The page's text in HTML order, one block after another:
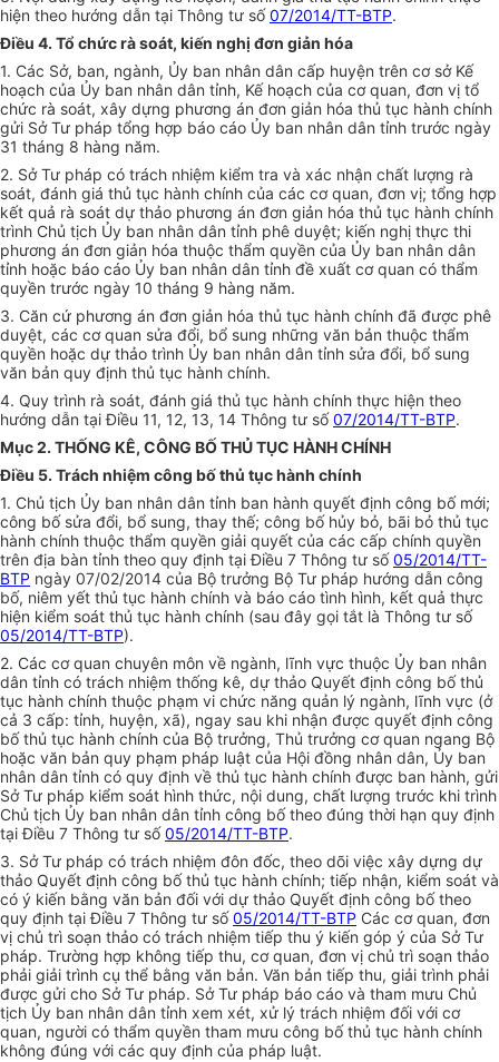
hiện theo hướng dẫn tại Thông tư số07/2014/TT-BTP.
Điều 4. Tổ chức rà soát, kiến nghị đơn giản hóa
1. Các Sở, ban, ngành, Ủy ban nhân dân cấp huyện trên cơ sở Kế
hoạch của Ủy ban nhân dân tỉnh, Kế hoạch của cơ quan, đơn vị tổ
chức rà soát, xây dựng phương án đơn giản hóa thủ tục hành chính
gửi Sở Tư pháp tổng hợp báo cáo Ủy ban nhân dân tỉnh trước ngày
31 tháng 8 hàng năm.
2. Sở Tư pháp có trách nhiệm kiểm tra và xác nhận chất lượng rà
soát, đánh giá thủ tục hành chính của các cơ quan, đơn vị; tổng hợp
kết quả rà soát dự thảo phương án đơn giản hóa thủ tục hành chính
trình Chủ tịch Ủy ban nhân dân tỉnh phê duyệt; kiến nghị thực thi
phương án đơn giản hóa thuộc thẩm quyền của Ủy ban nhân dân
tỉnh hoặc báo cáo Ủy ban nhân dân tỉnh đề xuất cơ quan có thẩm
quyền trước ngày 10 tháng 9 hàng năm.
3. Căn cứ phương án đơn giản hóa thủ tục hành chính đã được phê
duyệt, các cơ quan sửa đổi, bổ sung những văn bản thuộc thẩm
quyền hoặc dự thảo trình Ủy ban nhân dân tỉnh sửa đổi, bổ sung
văn bản quy định thủ tục hành chính.
4. Quy trình rà soát, đánh giá thủ tục hành chính thực hiện theo
hướng dẫn tại Điều 11, 12, 13, 14 Thông tư số07/2014/TT-BTP.
Mục 2. THỐNG KÊ, CÔNG BỐ THỦ TỤC HÀNH CHÍNH
Điều 5. Trách nhiệm công bố thủ tục hành chính
1. Chủ tịch Ủy ban nhân dân tỉnh ban hành quyết định công bố mới;
công bố sửa đổi, bổ sung, thay thế; công bố hủy bỏ, bãi bỏ thủ tục
hành chính thuộc thẩm quyền giải quyết của các cấp chính quyền
trên địa bàn tỉnh theo quy định tại Điều 7 Thông tư số05/2014/TT-
BTP ngày 07/02/2014 của Bộ trưởng Bộ Tư pháp hướng dẫn công
bố, niêm yết thủ tục hành chính và báo cáo tình hình, kết quả thực
hiện kiểm soát thủ tục hành chính (sau đây gọi tắt là Thông tư số
05/2014/TT-BTP).
2. Các cơ quan chuyên môn về ngành, lĩnh vực thuộc Ủy ban nhân
dân tỉnh có trách nhiệm thống kê, dự thảo Quyết định công bố thủ
tục hành chính thuộc phạm vi chức năng quản lý ngành, lĩnh vực (ở
cả 3 cấp: tỉnh, huyện, xã), ngay sau khi nhận được quyết định công
bố thủ tục hành chính của Bộ trưởng, Thủ trưởng cơ quan ngang Bộ
hoặc văn bản quy phạm pháp luật của Hội đồng nhân dân, Ủy ban
nhân dân tỉnh có quy định về thủ tục hành chính được ban hành, gửi
Sở Tư pháp kiểm soát hình thức, nội dung, chất lượng trước khi trình
Chủ tịch Ủy ban nhân dân tỉnh công bố theo đúng thời hạn quy định
tại Điều 7 Thông tư số05/2014/TT-BTP.
3. Sở Tư pháp có trách nhiệm đôn đốc, theo dõi việc xây dựng dự
thảo Quyết định công bố thủ tục hành chính; tiếp nhận, kiểm soát và
có ý kiến bằng văn bản đối với dự thảo Quyết định công bố theo
quy định tại Điều 7 Thông tư số05/2014/TT-BTP Các cơ quan, đơn
vị chủ trì soạn thảo có trách nhiệm tiếp thu ý kiến góp ý của Sở Tư
pháp. Trường hợp không tiếp thu, cơ quan, đơn vị chủ trì soạn thảo
phải giải trình cụ thể bằng văn bản. Văn bản tiếp thu, giải trình phải
được gửi cho Sở Tư pháp. Sở Tư pháp báo cáo và tham mưu Chủ
tịch Ủy ban nhân dân tỉnh xem xét, xử lý trách nhiệm đối với cơ
quan, người có thẩm quyền tham mưu công bố thủ tục hành chính
không đúng với các quy định của pháp luật.